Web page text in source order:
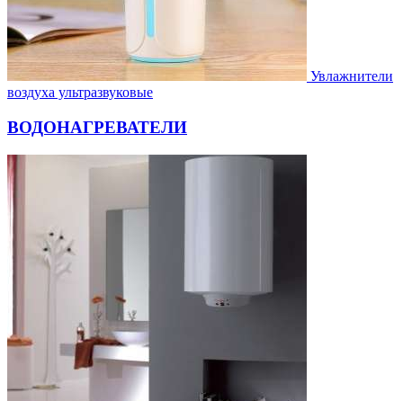
Увлажнители
воздуха ультразвуковые
ВОДОНАГРЕВАТЕЛИ